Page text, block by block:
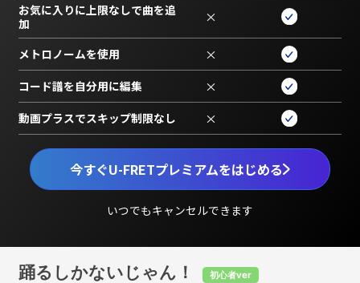
今すぐU-FRETプレミアムをはじめる
いつでもキャンセルできます
お気に入りに上限なしで曲を追
加
×
メトロノームを使用 ×
コード譜を自分用に編集 ×
動画プラスでスキップ制限なし ×
踊るしかないじゃん！ 初心者ver